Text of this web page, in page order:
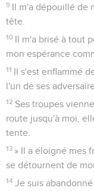
9 Il m'a dépouillé de
tête.
10 Il m'a brisé à tout
mon espérance
11 Il s'est enflammé
l'un de ses
12 Ses troupes
route jusqu'à moi,
tente.
13 » Il a éloigné mes
se détournent de
14 Je suis